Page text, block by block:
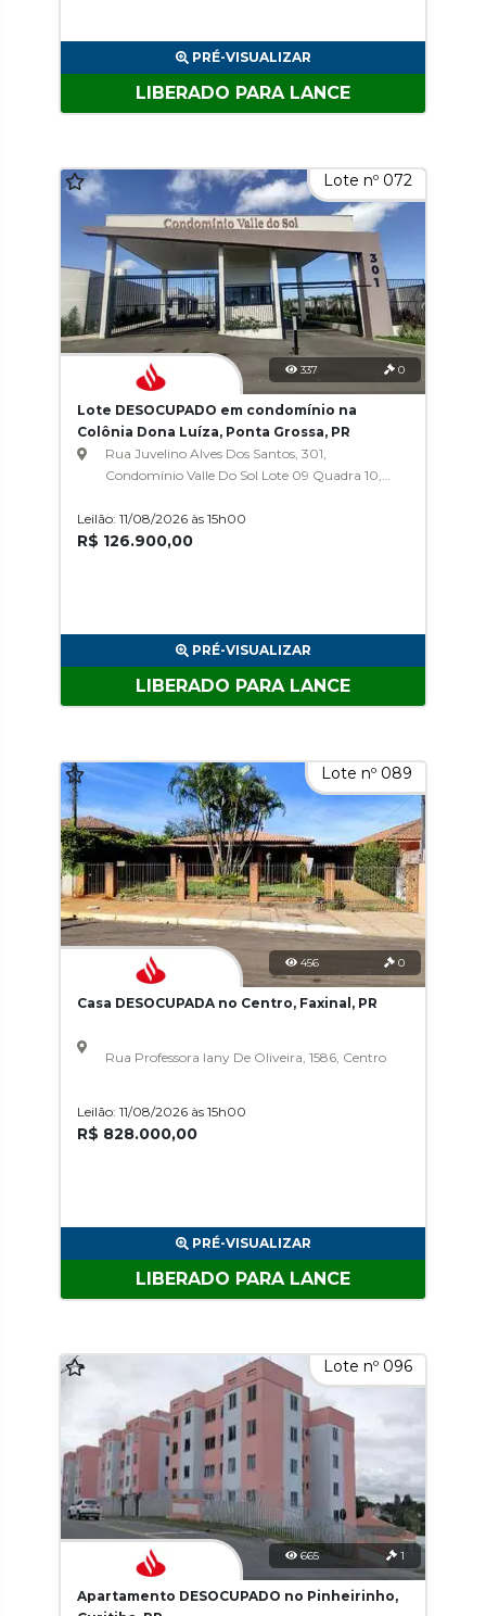
PRÉ-VISUALIZAR
LIBERADO PARA LANCE
Lote nº 072
337 0
Lote DESOCUPADO em condomínio na
Colônia Dona Luíza, Ponta Grossa, PR
Rua Juvelino Alves Dos Santos, 301,
Condomínio Valle Do Sol Lote 09 Quadra 10,
Leilão: 11/08/2026 às 15h00
R$ 126.900,00
PRÉ-VISUALIZAR
LIBERADO PARA LANCE
Lote nº 089
456 0
Casa DESOCUPADA no Centro, Faxinal, PR
Rua Professora Iany De Oliveira, 1586, Centro
Leilão: 11/08/2026 às 15h00
R$ 828.000,00
PRÉ-VISUALIZAR
LIBERADO PARA LANCE
Lote nº 096
665 1
Apartamento DESOCUPADO no Pinheirinho,